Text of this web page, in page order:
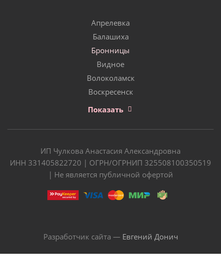
Апрелевка
Балашиха
Бронницы
Видное
Волоколамск
Воскресенск
Показать
ИП Чулкова Анастасия Александровна
ИНН 331405822720 | ОГРН/ОГРНИП 325508100350519
| Не является публичной офертой
Разработчик сайта — Евгений Донич